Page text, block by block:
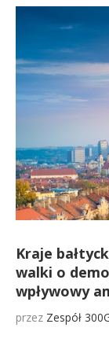
Kraje
walki o
wpływowy
przez Zespół